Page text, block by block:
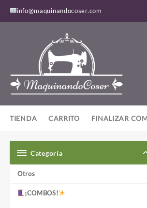
contenido
info@maquinandocoser.com
TIENDA CARRITO FINALIZAR
Categoría
Otros
¡COMBOS!